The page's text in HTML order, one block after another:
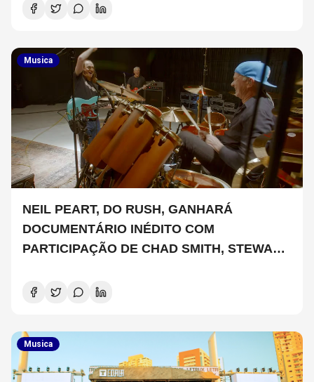
Musica
NEIL PEART, DO RUSH, GANHARÁ
DOCUMENTÁRIO INÉDITO COM
PARTICIPAÇÃO DE CHAD SMITH, STEWART
Musica